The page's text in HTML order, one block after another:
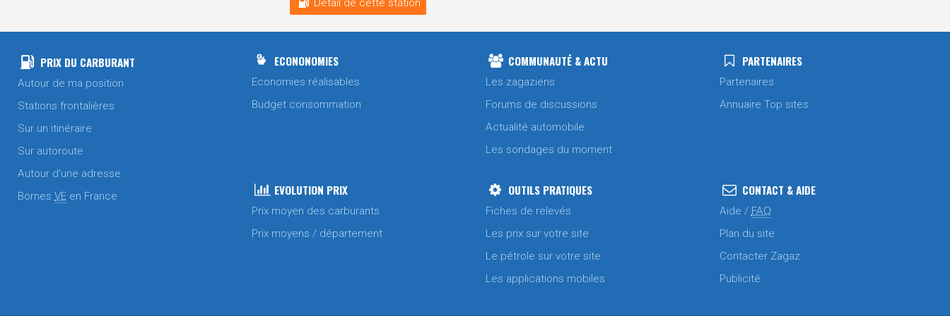
Détail de cette station
PRIX DU CARBURANT
Autour de ma position
Stations frontalières
Sur un itinéraire
Sur autoroute
Autour d'une adresse
Bornes VE en France
ECONONOMIES
Economies réalisables
Budget consommation
COMMUNAUTÉ & ACTU
Les zagaziens
Forums de discussions
Actualité automobile
Les sondages du moment
PARTENAIRES
Partenaires
Annuaire Top sites
EVOLUTION PRIX
Prix moyen des carburants
Prix moyens / département
OUTILS PRATIQUES
Fiches de relevés
Les prix sur votre site
Le pétrole sur votre site
Les applications mobiles
CONTACT & AIDE
Aide / FAQ
Plan du site
Contacter Zagaz
Publicité